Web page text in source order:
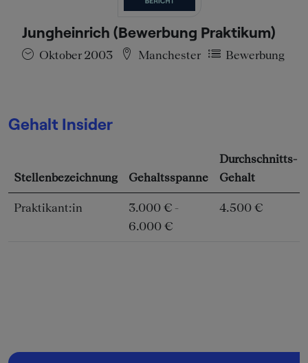
Jungheinrich (Bewerbung Praktikum)
Oktober 2003 Manchester Bewerbung
Gehalt Insider
Stellenbezeichnung Gehaltsspanne
Durchschnitts-
Gehalt
Praktikant:in
3.000 € -
6.000 €
4.500 €